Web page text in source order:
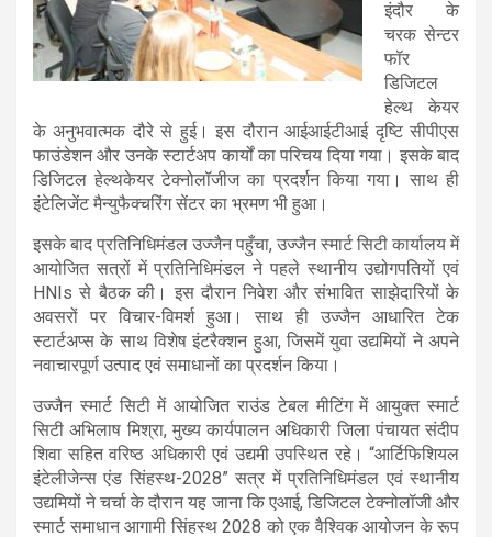
इंदौर के
चरक सेन्टर
फॉर
डिजिटल
हेल्थ केयर
के अनुभवात्मक दौरे से हुई। इस दौरान आईआईटीआई दृष्टि सीपीएस
फाउंडेशन और उनके स्टार्टअप कार्यों का परिचय दिया गया। इसके बाद
डिजिटल हेल्थकेयर टेक्नोलॉजीज का प्रदर्शन किया गया। साथ ही
इंटेलिजेंट मैन्युफैक्चरिंग सेंटर का भ्रमण भी हुआ।
इसके बाद प्रतिनिधिमंडल उज्जैन पहुँचा, उज्जैन स्मार्ट सिटी कार्यालय में
आयोजित सत्रों में प्रतिनिधिमंडल ने पहले स्थानीय उद्योगपतियों एवं
HNIs से बैठक की। इस दौरान निवेश और संभावित साझेदारियों के
अवसरों पर विचार-विमर्श हुआ। साथ ही उज्जैन आधारित टेक
स्टार्टअप्स के साथ विशेष इंटरैक्शन हुआ, जिसमें युवा उद्यमियों ने अपने
नवाचारपूर्ण उत्पाद एवं समाधानों का प्रदर्शन किया।
उज्जैन स्मार्ट सिटी में आयोजित राउंड टेबल मीटिंग में आयुक्त स्मार्ट
सिटी अभिलाष मिश्रा, मुख्य कार्यपालन अधिकारी जिला पंचायत संदीप
शिवा सहित वरिष्ठ अधिकारी एवं उद्यमी उपस्थित रहे। “आर्टिफिशियल
इंटेलीजेन्स एंड सिंहस्थ-2028” सत्र में प्रतिनिधिमंडल एवं स्थानीय
उद्यमियों ने चर्चा के दौरान यह जाना कि एआई, डिजिटल टेक्नोलॉजी और
स्मार्ट समाधान आगामी सिंहस्थ 2028 को एक वैश्विक आयोजन के रूप